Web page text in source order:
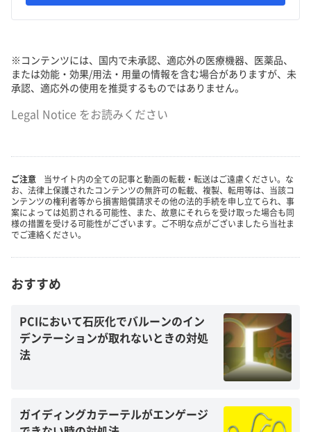
※コンテンツには、国内で未承認、適応外の医療機器、医薬品、
または効能・効果/用法・用量の情報を含む場合がありますが、未
承認、適応外の使用を推奨するものではありません。
Legal Notice をお読みください
ご注意
当サイト内の全ての記事と動画の転載・転送はご遠慮ください。な
お、法律上保護されたコンテンツの無許可の転載、複製、転用等は、当該コ
ンテンツの権利者等から損害賠償請求その他の法的手続を申し立てられ、事
案によっては処罰される可能性、また、故意にそれらを受け取った場合も同
様の措置を受ける可能性がございます。ご不明な点がございましたら当社ま
でご連絡ください。
おすすめ
PCIにおいて石灰化でバルーンのイン
デンテーションが取れないときの対処
法
ガイディングカテーテルがエンゲージ